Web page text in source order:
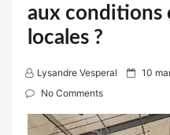
aux conditions
locales ?
Lysandre Vesperal
P
t
10
No Comments